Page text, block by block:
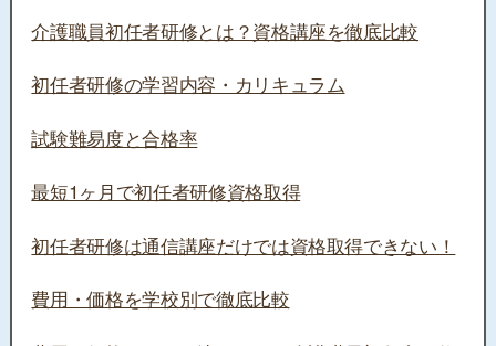
介護職員初任者研修とは？資格講座を徹底比較
初任者研修の学習内容・カリキュラム
試験難易度と合格率
最短1ヶ月で初任者研修資格取得
初任者研修は通信講座だけでは資格取得できない！
費用・価格を学校別で徹底比較